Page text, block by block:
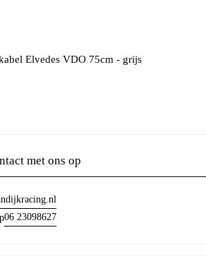
Elvedes VDO 75cm - grijs
met ons op
06 23098627